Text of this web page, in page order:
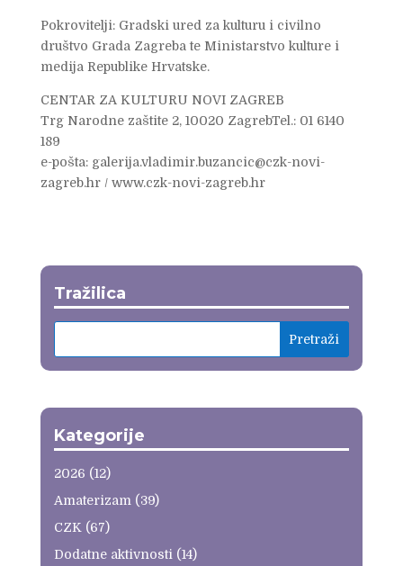
Pokrovitelji: Gradski ured za kulturu i civilno
društvo Grada Zagreba te Ministarstvo kulture i
medija Republike Hrvatske.
CENTAR ZA KULTURU NOVI ZAGREB
Trg Narodne zaštite 2, 10020 ZagrebTel.: 01 6140
189
e-pošta: galerija.vladimir.buzancic@czk-novi-
zagreb.hr / www.czk-novi-zagreb.hr
Tražilica
Kategorije
2026 (12)
Amaterizam (39)
CZK (67)
Dodatne aktivnosti (14)